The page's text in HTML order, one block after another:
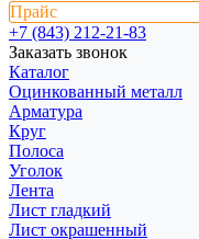
Прайс
+7 (843) 212-21-83
Заказать звонок
Каталог
Оцинкованный металл
Арматура
Круг
Полоса
Уголок
Лента
Лист гладкий
Лист окрашенный